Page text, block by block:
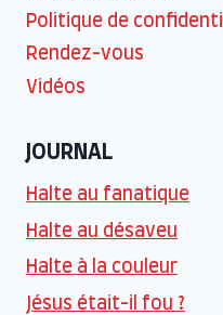
Politique de
Rendez-vous
Vidéos
JOURNAL
Halte au fanatique
Halte au désaveu
Halte à la couleur
Jésus était-il fou ?